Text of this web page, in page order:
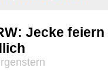
Jecke feiern